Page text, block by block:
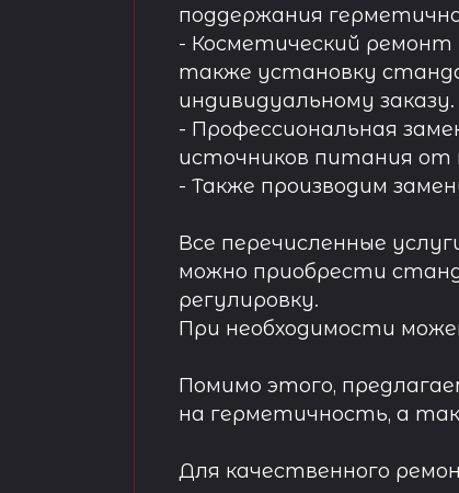
поддержания
- Косметический ремонт
также установку
индивидуальному заказу.
- Профессиональная
источников питания от
- Также производим
Все перечисленные
можно приобрести
регулировку.
При необходимости
Помимо этого,
на герметичность, а
Для качественного